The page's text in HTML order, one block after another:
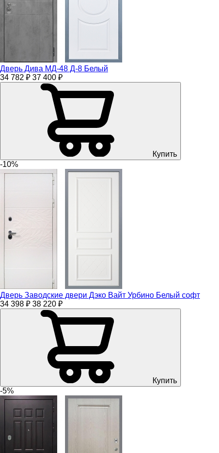
Дверь Дива МД-48 Д-8 Белый
34 782 ₽ 37 400 ₽
Купить
-10%
Дверь Заводские двери Дэко Вайт Урбино Белый софт
34 398 ₽ 38 220 ₽
Купить
-5%